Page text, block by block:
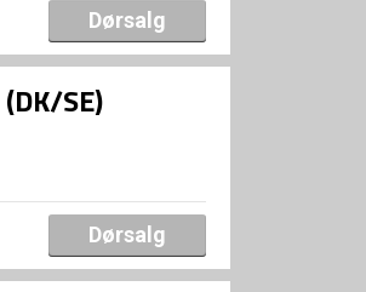
Dørsalg
SE)
Dørsalg